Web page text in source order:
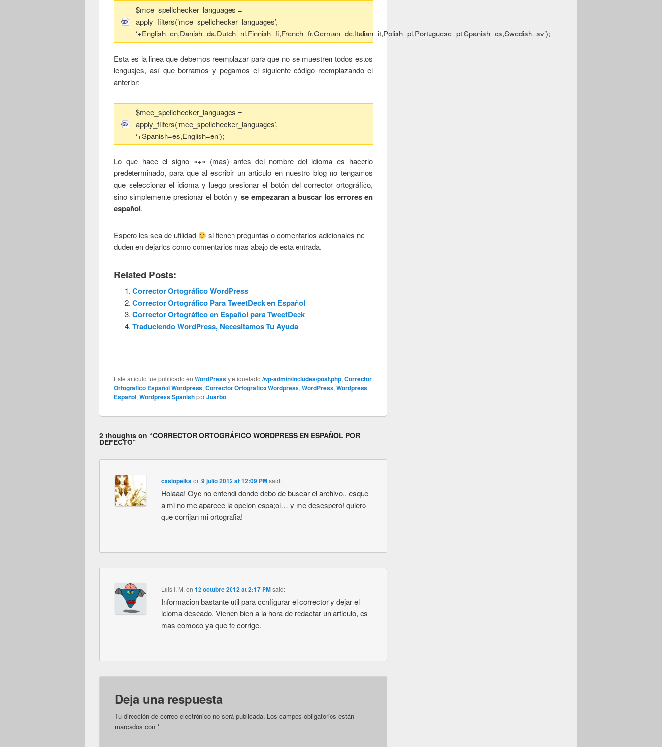
$mce_spellchecker_languages =
apply_filters(‘mce_spellchecker_languages’,
‘+English=en,Danish=da,Dutch=nl,Finnish=fi,French=fr,German=de,Italian=it,Polish=pl,Portuguese=pt,Spanish=es,Swedish=sv’);
Esta es la linea que debemos reemplazar para que no se muestren todos estos
lenguajes, así que borramos y pegamos el siguiente código reemplazando el
anterior:
$mce_spellchecker_languages =
apply_filters(‘mce_spellchecker_languages’,
‘+Spanish=es,English=en’);
Lo que hace el signo «+» (mas) antes del nombre del idioma es hacerlo
predeterminado, para que al escribir un articulo en nuestro blog no tengamos
que seleccionar el idioma y luego presionar el botón del corrector ortográfico,
sino simplemente presionar el botón y se empezaran a buscar los errores en
español.
Espero les sea de utilidad
si tienen preguntas o comentarios adicionales no
duden en dejarlos como comentarios mas abajo de esta entrada.
Related Posts:
Corrector Ortográfico WordPress
Corrector Ortográfico Para TweetDeck en Español
Corrector Ortográfico en Español para TweetDeck
Traduciendo WordPress, Necesitamos Tu Ayuda
Este articulo fue publicado enWordPressy etiquetado/wp-admin/includes/post.php,Corrector
Ortografico Español Wordpress,Corrector Ortografico Wordpress,WordPress,Wordpress
Español,Wordpress SpanishporJuarbo.
2 thoughts on “CORRECTOR ORTOGRÁFICO WORDPRESS EN ESPAÑOL POR
DEFECTO”
casiopeikaon 9 julio 2012 at 12:09 PMsaid:
Holaaa! Oye no entendi donde debo de buscar el archivo.. esque
a mi no me aparece la opcion espa;ol… y me desespero! quiero
que corrijan mi ortografia!
Luis I. M. on 12 octubre 2012 at 2:17 PMsaid:
Informacion bastante util para configurar el corrector y dejar el
idioma deseado. Vienen bien a la hora de redactar un articulo, es
mas comodo ya que te corrige.
Deja una respuesta
Tu dirección de correo electrónico no será publicada. Los campos obligatorios están
marcados con *